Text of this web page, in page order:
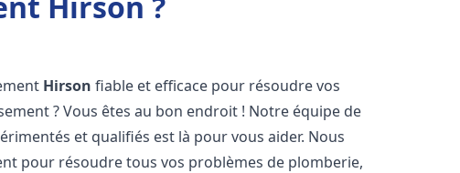
Hirson fiable et efficace pour résoudre vos
? Vous êtes au bon endroit ! Notre équipe de
et qualifiés est là pour vous aider. Nous
pour résoudre tous vos problèmes de plomberie,